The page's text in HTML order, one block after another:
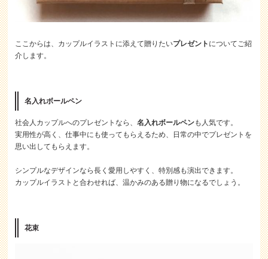
ここからは、カップルイラストに添えて贈りたいプレゼント についてご紹
介します。
名入れボールペン
社会人カップルへのプレゼントなら、名入れボールペンも人気です。
実用性が高く、仕事中にも使ってもらえるため、日常の中でプレゼントを
思い出してもらえます。
シンプルなデザインなら長く愛用しやすく、特別感も演出できます。
カップルイラストと合わせれば、温かみのある贈り物になるでしょう。
花束